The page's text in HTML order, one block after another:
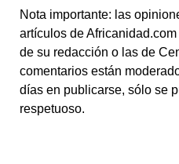
Nota importante: las
artículos de
de su redacción o las de
comentarios están
días en publicarse, sólo se
respetuoso.